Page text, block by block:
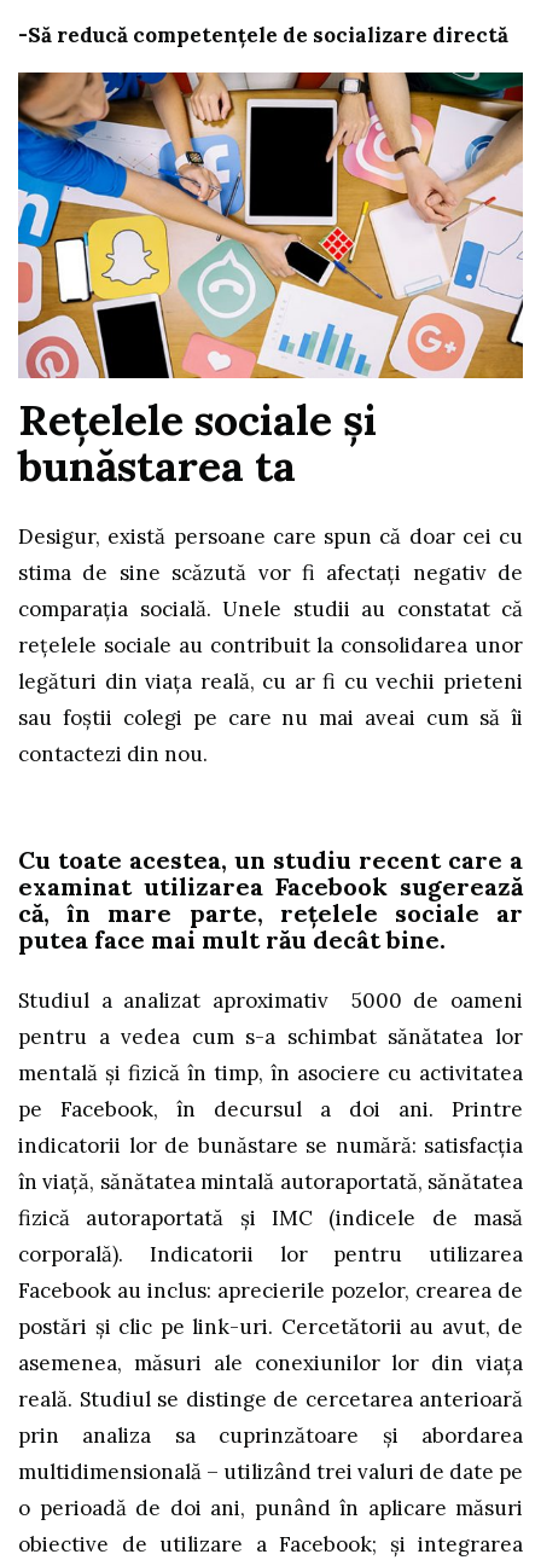
-Să reducă competențele de socializare directă
Rețelele sociale și
bunăstarea ta
Desigur, există persoane care spun că doar cei cu
stima de sine scăzută vor fi afectați negativ de
comparația socială. Unele studii au constatat că
rețelele sociale au contribuit la consolidarea unor
legături din viața reală, cu ar fi cu vechii prieteni
sau foștii colegi pe care nu mai aveai cum să îi
contactezi din nou.
Cu toate acestea, un studiu recent care a
examinat utilizarea Facebook sugerează
că, în mare parte, rețelele sociale ar
putea face mai mult rău decât bine.
Studiul a analizat aproximativ 5000 de oameni
pentru a vedea cum s-a schimbat sănătatea lor
mentală și fizică în timp, în asociere cu activitatea
pe Facebook, în decursul a doi ani. Printre
indicatorii lor de bunăstare se numără: satisfacția
în viață, sănătatea mintală autoraportată, sănătatea
fizică autoraportată și IMC (indicele de masă
corporală). Indicatorii lor pentru utilizarea
Facebook au inclus: aprecierile pozelor, crearea de
postări și clic pe link-uri. Cercetătorii au avut, de
asemenea, măsuri ale conexiunilor lor din viața
reală. Studiul se distinge de cercetarea anterioară
prin analiza sa cuprinzătoare și abordarea
multidimensională – utilizând trei valuri de date pe
o perioadă de doi ani, punând în aplicare măsuri
obiective de utilizare a Facebook; și integrarea